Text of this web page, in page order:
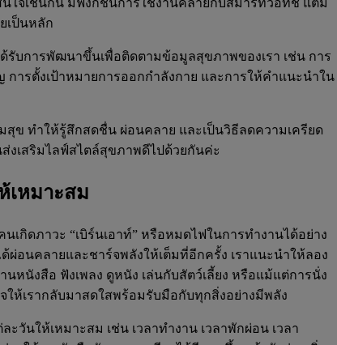
ใจเช่นกัน มีฟังก์ชันการใช้งานคล้ายกับสมาร์ทวอทช์ แต่มี
เป็นหลัก
รับการพัฒนาขึ้นเพื่อติดตามข้อมูลสุขภาพของเรา เช่น การ
ารตั้งเป้าหมายการออกกำลังกาย และการให้คำแนะนำใน
ข ทำให้รู้สึกสดชื่น ผ่อนคลาย และเป็นวิธีลดความเครียด
งเสริมไลฟ์สไตล์สุขภาพดีไปด้วยกันค่ะ
เหมาะสม
กิดภาวะ “เบิร์นเอาท์” หรือหมดไฟในการทำงานได้อย่าง
ผ่อนคลายและชาร์จพลังให้เต็มที่อีกครั้ง เราแนะนำให้ลอง
หนังสือ ฟังเพลง ดูหนัง เล่นกับสัตว์เลี้ยง หรือแม้แต่การนั่ง
ให้เรากลับมาสดใสพร้อมรับมือกับทุกสิ่งอย่างมีพลัง
วันให้เหมาะสม เช่น เวลาทำงาน เวลาพักผ่อน เวลา